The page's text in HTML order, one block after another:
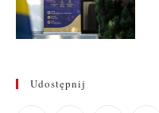
Udostępnij